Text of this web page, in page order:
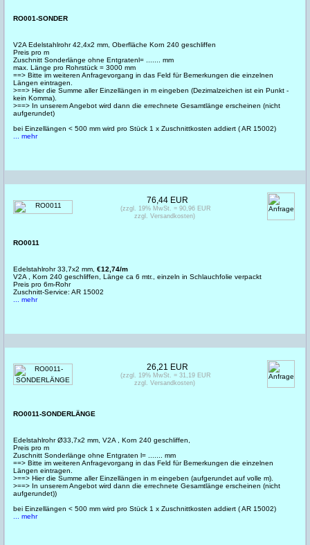
RO001-SONDER
V2A Edelstahlrohr 42,4x2 mm, Oberfläche Korn 240 geschliffen
Preis pro m
Zuschnitt Sonderlänge ohne Entgratenl= ....... mm
max. Länge pro Rohrstück = 3000 mm
==> Bitte im weiteren Anfragevorgang in das Feld für Bemerkungen die einzelnen
Längen eintragen.
>==> Hier die Summe aller Einzellängen in m eingeben (Dezimalzeichen ist ein Punkt -
kein Komma).
>==> In unserem Angebot wird dann die errechnete Gesamtlänge erscheinen (nicht
aufgerundet)
bei Einzellängen < 500 mm wird pro Stück 1 x Zuschnittkosten addiert ( AR 15002)
... mehr
RO0011
Edelstahlrohr 33,7x2 mm, €12,74/m
V2A , Korn 240 geschliffen, Länge ca 6 mtr., einzeln in Schlauchfolie verpackt
Preis pro 6m-Rohr
Zuschnitt-Service: AR 15002
... mehr
76,44 EUR
(zzgl. 19% MwSt. = 90,96 EUR
zzgl. Versandkosten)
RO0011-SONDERLÄNGE
Edelstahlrohr Ø33,7x2 mm, V2A , Korn 240 geschliffen,
Preis pro m
Zuschnitt Sonderlänge ohne Entgraten l= ....... mm
==> Bitte im weiteren Anfragevorgang in das Feld für Bemerkungen die einzelnen
Längen eintragen.
>==> Hier die Summe aller Einzellängen in m eingeben (aufgerundet auf volle m).
>==> In unserem Angebot wird dann die errechnete Gesamtlänge erscheinen (nicht
aufgerundet))
bei Einzellängen < 500 mm wird pro Stück 1 x Zuschnittkosten addiert ( AR 15002)
... mehr
26,21 EUR
(zzgl. 19% MwSt. = 31,19 EUR
zzgl. Versandkosten)